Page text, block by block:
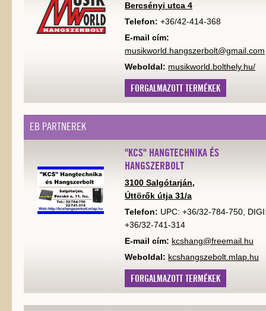
Bercsényi utca 4
Telefon: +36/42-414-368
E-mail cím:
musikworld.hangszerbolt@gmail.com
Weboldal: musikworld.bolthely.hu/
FORGALMAZOTT TERMÉKEK
EB PARTNEREK
"KCS" HANGTECHNIKA ÉS
HANGSZERBOLT
3100 Salgótarján,
Úttörők útja 31/a
Telefon: UPC: +36/32-784-750,
+36/32-741-314
E-mail cím: kcshang@freemail.hu
Weboldal: kcshangszebolt.mlap.hu
FORGALMAZOTT TERMÉKEK